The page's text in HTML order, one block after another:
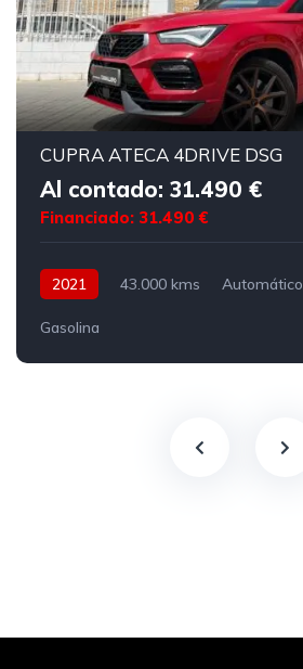
CUPRA ATECA 4DRIVE DSG
Al contado: 31.490 €
Financiado: 31.490 €
2021 43.000 kms Automático
Gasolina